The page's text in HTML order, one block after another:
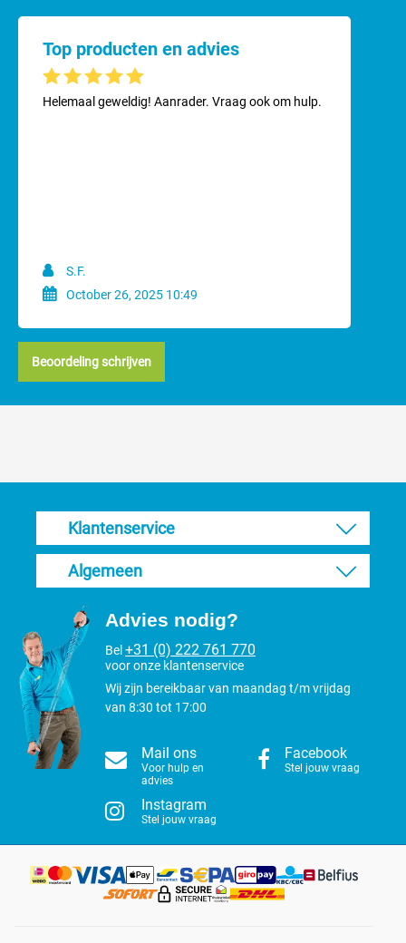
Top producten en advies
Gemiddelde waardering van 5 van 5 sterren
Helemaal geweldig! Aanrader. Vraag ook om hulp.
S.F.
October 26, 2025 10:49
Beoordeling schrijven
Klantenservice
Algemeen
Advies nodig?
Bel +31 (0) 222 761 770
voor onze klantenservice
Wij zijn bereikbaar van maandag t/m vrijdag
van 8:30 tot 17:00
Mail ons
Voor hulp en
advies
Facebook
Stel jouw vraag
Instagram
Stel jouw vraag